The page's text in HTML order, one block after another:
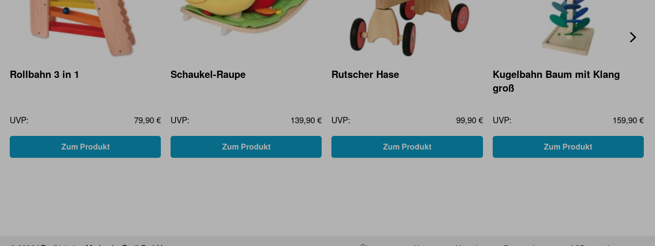
Rollbahn 3 in 1
UVP: 79,90 €
Zum Produkt
Schaukel-Raupe
UVP: 139,90 €
Zum Produkt
Rutscher Hase
UVP: 99,90 €
Zum Produkt
Kugelbahn Baum mit Klang
groß
UVP: 159,90 €
Zum Produkt